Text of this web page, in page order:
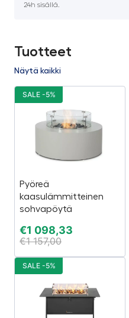
24h sisällä.
Tuotteet
Näytä kaikki
Pyöreä
kaasulämmitteinen
sohvapöytä
€1 098,33
€1 157,00
SALE -5%
SALE -5%